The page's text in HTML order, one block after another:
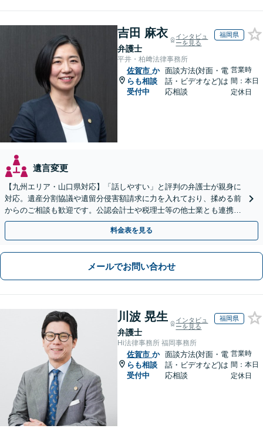
吉田 麻衣
弁護士
インタビュ
ーを見る
福岡県
平井・柏﨑法律事務所
佐賀市 か
らも相談
受付中
面談方法(対面・電
話・ビデオなど)は
応相談
営業時
間：本日
定休日
遺言変更
【九州エリア・山口県対応】「話しやすい」と評判の弁護士が親身に
対応。遺産分割協議や遺留分侵害額請求に力を入れており、揉める前
からのご相談も歓迎です。公認会計士や税理士等の他士業とも連携
し、円満な解決を全力でサポートいたします。
料金表を見る
メールでお問い合わせ
川波 晃生
弁護士
インタビュ
ーを見る
福岡県
Hi法律事務所 福岡事務所
佐賀市 か
らも相談
受付中
面談方法(対面・電
話・ビデオなど)は
応相談
営業時
間：本日
定休日